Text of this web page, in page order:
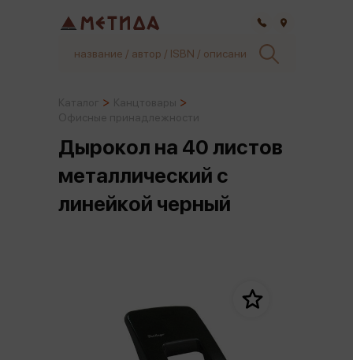
Дырокол на 40 листов
металлический с
линейкой черный